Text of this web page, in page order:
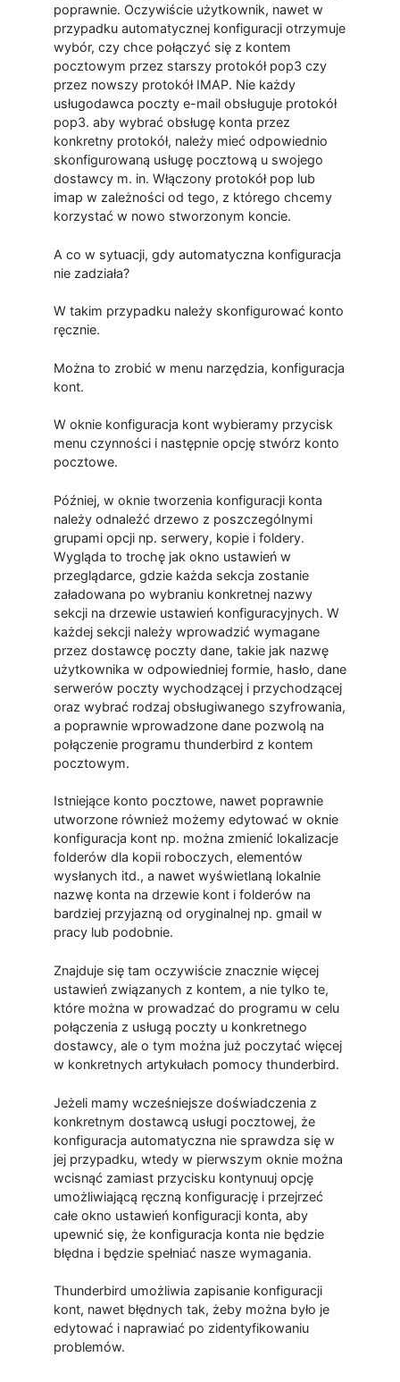
poprawnie. Oczywiście użytkownik, nawet w
przypadku automatycznej konfiguracji otrzymuje
wybór, czy chce połączyć się z kontem
pocztowym przez starszy protokół pop3 czy
przez nowszy protokół IMAP. Nie każdy
usługodawca poczty e-mail obsługuje protokół
pop3. aby wybrać obsługę konta przez
konkretny protokół, należy mieć odpowiednio
skonfigurowaną usługę pocztową u swojego
dostawcy m. in. Włączony protokół pop lub
imap w zależności od tego, z którego chcemy
korzystać w nowo stworzonym koncie.
A co w sytuacji, gdy automatyczna konfiguracja
nie zadziała?
W takim przypadku należy skonfigurować konto
ręcznie.
Można to zrobić w menu narzędzia, konfiguracja
kont.
W oknie konfiguracja kont wybieramy przycisk
menu czynności i następnie opcję stwórz konto
pocztowe.
Później, w oknie tworzenia konfiguracji konta
należy odnaleźć drzewo z poszczególnymi
grupami opcji np. serwery, kopie i foldery.
Wygląda to trochę jak okno ustawień w
przeglądarce, gdzie każda sekcja zostanie
załadowana po wybraniu konkretnej nazwy
sekcji na drzewie ustawień konfiguracyjnych. W
każdej sekcji należy wprowadzić wymagane
przez dostawcę poczty dane, takie jak nazwę
użytkownika w odpowiedniej formie, hasło, dane
serwerów poczty wychodzącej i przychodzącej
oraz wybrać rodzaj obsługiwanego szyfrowania,
a poprawnie wprowadzone dane pozwolą na
połączenie programu thunderbird z kontem
pocztowym.
Istniejące konto pocztowe, nawet poprawnie
utworzone również możemy edytować w oknie
konfiguracja kont np. można zmienić lokalizacje
folderów dla kopii roboczych, elementów
wysłanych itd., a nawet wyświetlaną lokalnie
nazwę konta na drzewie kont i folderów na
bardziej przyjazną od oryginalnej np. gmail w
pracy lub podobnie.
Znajduje się tam oczywiście znacznie więcej
ustawień związanych z kontem, a nie tylko te,
które można w prowadzać do programu w celu
połączenia z usługą poczty u konkretnego
dostawcy, ale o tym można już poczytać więcej
w konkretnych artykułach pomocy thunderbird.
Jeżeli mamy wcześniejsze doświadczenia z
konkretnym dostawcą usługi pocztowej, że
konfiguracja automatyczna nie sprawdza się w
jej przypadku, wtedy w pierwszym oknie można
wcisnąć zamiast przycisku kontynuuj opcję
umożliwiającą ręczną konfigurację i przejrzeć
całe okno ustawień konfiguracji konta, aby
upewnić się, że konfiguracja konta nie będzie
błędna i będzie spełniać nasze wymagania.
Thunderbird umożliwia zapisanie konfiguracji
kont, nawet błędnych tak, żeby można było je
edytować i naprawiać po zidentyfikowaniu
problemów.